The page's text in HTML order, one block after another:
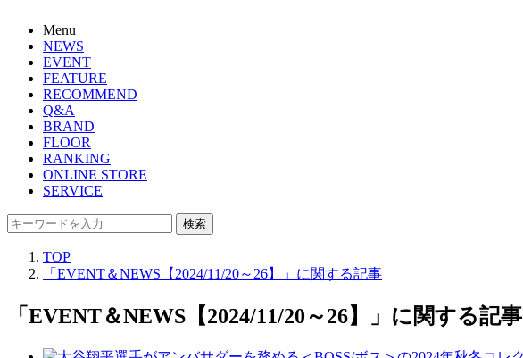
Menu
NEWS
EVENT
FEATURE
RECOMMEND
Q&A
BRAND
FLOOR
RANKING
ONLINE STORE
SERVICE
検索
TOP
「EVENT＆NEWS【2024/11/20～26】」に関する記事
「EVENT＆NEWS【2024/11/20～26】」に関する記事